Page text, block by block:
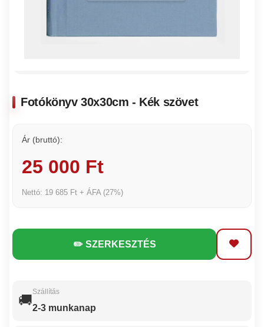
Fotókönyv 30x30cm - Kék szövet
Ár (bruttó):
25 000 Ft
Nettó: 19 685 Ft + ÁFA (27%)
✏️ SZERKESZTÉS
🚚
Szállítás
2-3 munkanap